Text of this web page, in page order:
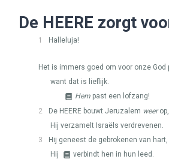
De HEERE zorgt
1 Halleluja!
Het is immers goed om voor onze
want dat is lieflijk.
Hem past een lofzang!
2
De HEERE bouwt Jeruzalem weerop,
Hij verzamelt Israëls verdrevenen.
3
Hij geneest de gebrokenen van hart,
Hij
verbindt hen in hun leed.